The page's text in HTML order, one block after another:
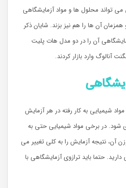
تواند محلول ها و مواد آزمایشگاهی
آن ها را هم نیز بزند. شایان ذکر
آن را در دو مدل هات پلیت
آنالوگ وارد بازار کردند.
شیمیایی به کار رفته در هر آزمایش
شود. در برخی مواد شیمیایی حتی به
آن،‌ نتیجه آزمایش را به کلی تغییر می
حتما باید ترازوی آزمایشگاهی با